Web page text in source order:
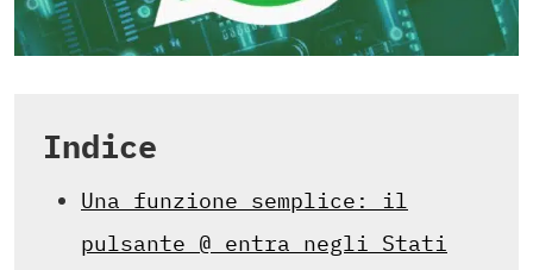
Indice
Una funzione semplice: il
pulsante @ entra negli Stati